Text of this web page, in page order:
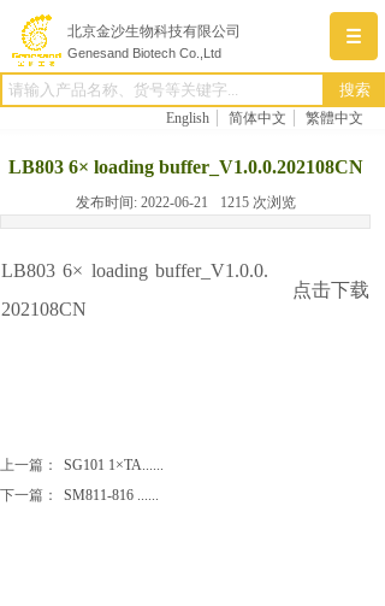
LB803 6× loading buffer_V1.0.0.202108CN
发布时间: 2022-06-21 1215 次浏览
LB803 6× loading buffer_V1.0.0.
202108CN
点击下载
上一篇：
SG101 1×TA......
下一篇：
SM811-816 ......
Genesand Biotech Co.,Ltd
北京金沙生物科技有限公司
搜索
English 简体中文 繁體中文